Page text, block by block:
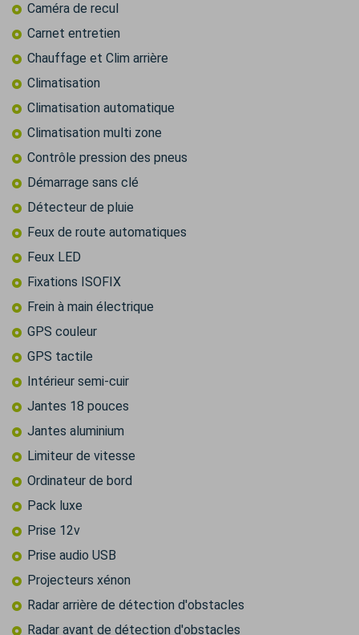
Caméra de recul
Carnet entretien
Chauffage et Clim arrière
Climatisation
Climatisation automatique
Climatisation multi zone
Contrôle pression des pneus
Démarrage sans clé
Détecteur de pluie
Feux de route automatiques
Feux LED
Fixations ISOFIX
Frein à main électrique
GPS couleur
GPS tactile
Intérieur semi-cuir
Jantes 18 pouces
Jantes aluminium
Limiteur de vitesse
Ordinateur de bord
Pack luxe
Prise 12v
Prise audio USB
Projecteurs xénon
Radar arrière de détection d'obstacles
Radar avant de détection d'obstacles